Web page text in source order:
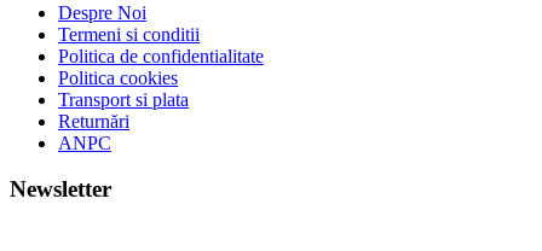
Despre Noi
Termeni si conditii
Politica de confidentialitate
Politica cookies
Transport si plata
Returnări
ANPC
Newsletter